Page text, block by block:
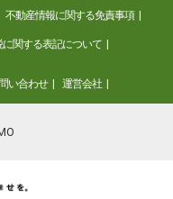
不動産情報に関する免責事項
に関する表記について
い合わせ 運営会社